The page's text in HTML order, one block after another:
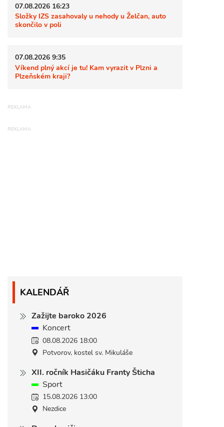
07.08.2026 16:23
Složky IZS zasahovaly u nehody u Želčan, auto
skončilo v poli
07.08.2026 9:35
Víkend plný akcí je tu! Kam vyrazit v Plzni a
Plzeňském kraji?
KALENDÁŘ
Zažijte baroko 2026
Koncert
08.08.2026 18:00
Potvorov, kostel sv. Mikuláše
XII. ročník Hasičáku Franty Šticha
Sport
15.08.2026 13:00
Nezdice